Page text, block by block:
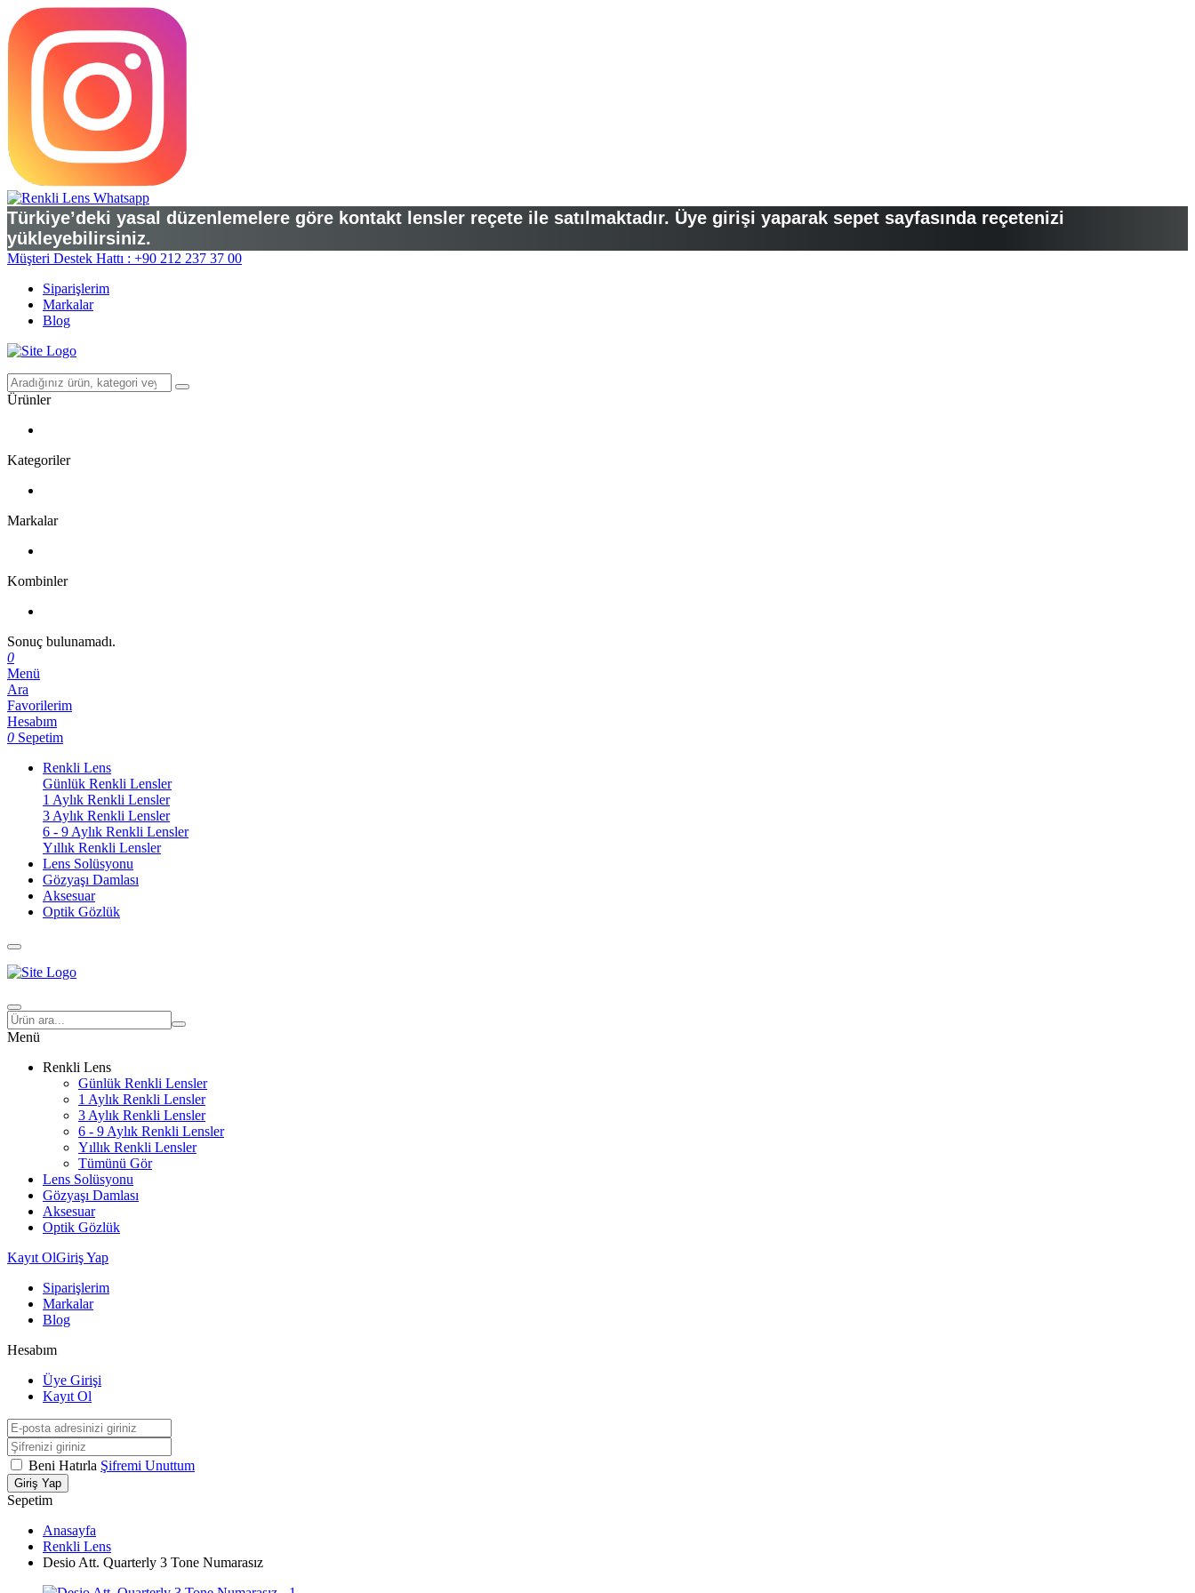
Türkiye’deki yasal düzenlemelere göre kontakt lensler reçete ile satılmaktadır. Üye girişi yaparak sepet sayfasında reçetenizi
yükleyebilirsiniz.
Müşteri Destek Hattı : +90 212 237 37 00
Siparişlerim
Markalar
Blog
Ürünler
Kategoriler
Markalar
Kombinler
Sonuç bulunamadı.
0
Menü
Ara
Favorilerim
Hesabım
0 Sepetim
Renkli Lens
Günlük Renkli Lensler
1 Aylık Renkli Lensler
3 Aylık Renkli Lensler
6 - 9 Aylık Renkli Lensler
Yıllık Renkli Lensler
Lens Solüsyonu
Gözyaşı Damlası
Aksesuar
Optik Gözlük
Menü
Renkli Lens
Günlük Renkli Lensler
1 Aylık Renkli Lensler
3 Aylık Renkli Lensler
6 - 9 Aylık Renkli Lensler
Yıllık Renkli Lensler
Tümünü Gör
Lens Solüsyonu
Gözyaşı Damlası
Aksesuar
Optik Gözlük
Kayıt OlGiriş Yap
Siparişlerim
Markalar
Blog
Hesabım
Üye Girişi
Kayıt Ol
Beni Hatırla Şifremi Unuttum
Giriş Yap
Sepetim
Anasayfa
Renkli Lens
Desio Att. Quarterly 3 Tone Numarasız